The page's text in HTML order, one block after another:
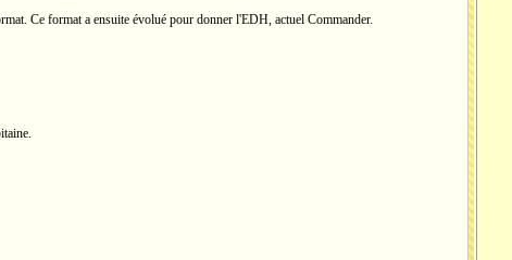
Ce format a ensuite évolué pour donner l'EDH, actuel Commander.